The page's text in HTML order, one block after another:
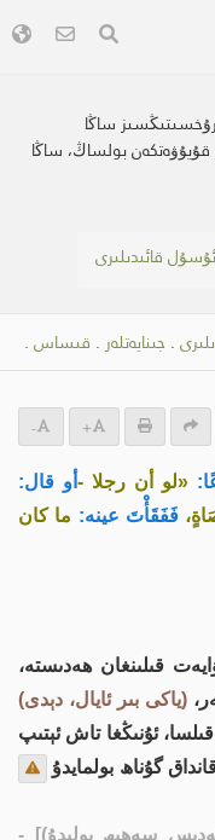
رۇخسىتىڭسىز ساڭا
بولساڭ، ساڭا
قائىدىلىرى
. جىنايەتلەر . قىساس .
+
-
«لو أن رجلا -أو قال:
فَفَقَأْتَ عينه: ما كان
قىلىنغان ھەدىستە،
(ياكى بىر ئايال، دېدى)
ئۇنىڭغا تاش ئېتىپ
گۇناھ بولمايدۇ
سەھىھ بولىدۇ)]
-